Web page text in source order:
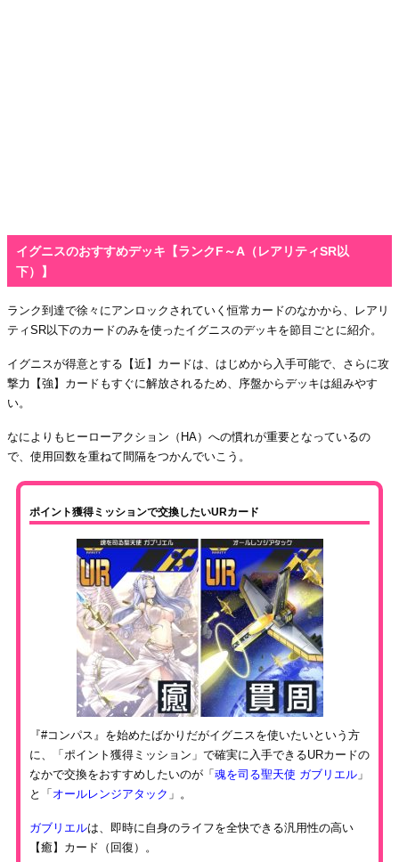
イグニスのおすすめデッキ【ランクF～A（レアリティSR以
下）】
ランク到達で徐々にアンロックされていく恒常カードのなかから、レアリ
ティSR以下のカードのみを使ったイグニスのデッキを節目ごとに紹介。
イグニスが得意とする【近】カードは、はじめから入手可能で、さらに攻
撃力【強】カードもすぐに解放されるため、序盤からデッキは組みやす
い。
なによりもヒーローアクション（HA）への慣れが重要となっているの
で、使用回数を重ねて間隔をつかんでいこう。
ポイント獲得ミッションで交換したいURカード
『#コンパス』を始めたばかりだがイグニスを使いたいという方
に、「ポイント獲得ミッション」で確実に入手できるURカードの
なかで交換をおすすめしたいのが「 魂を司る聖天使 ガブリエル 」
と「 オールレンジアタック 」。
ガブリエルは、即時に自身のライフを全快できる汎用性の高い
【癒】カード（回復）。